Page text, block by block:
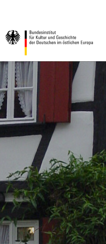
Zurück zur Startseite